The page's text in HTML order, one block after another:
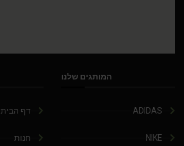
המותגים שלנו
ADIDAS
NIKE
דף הבית
חנות